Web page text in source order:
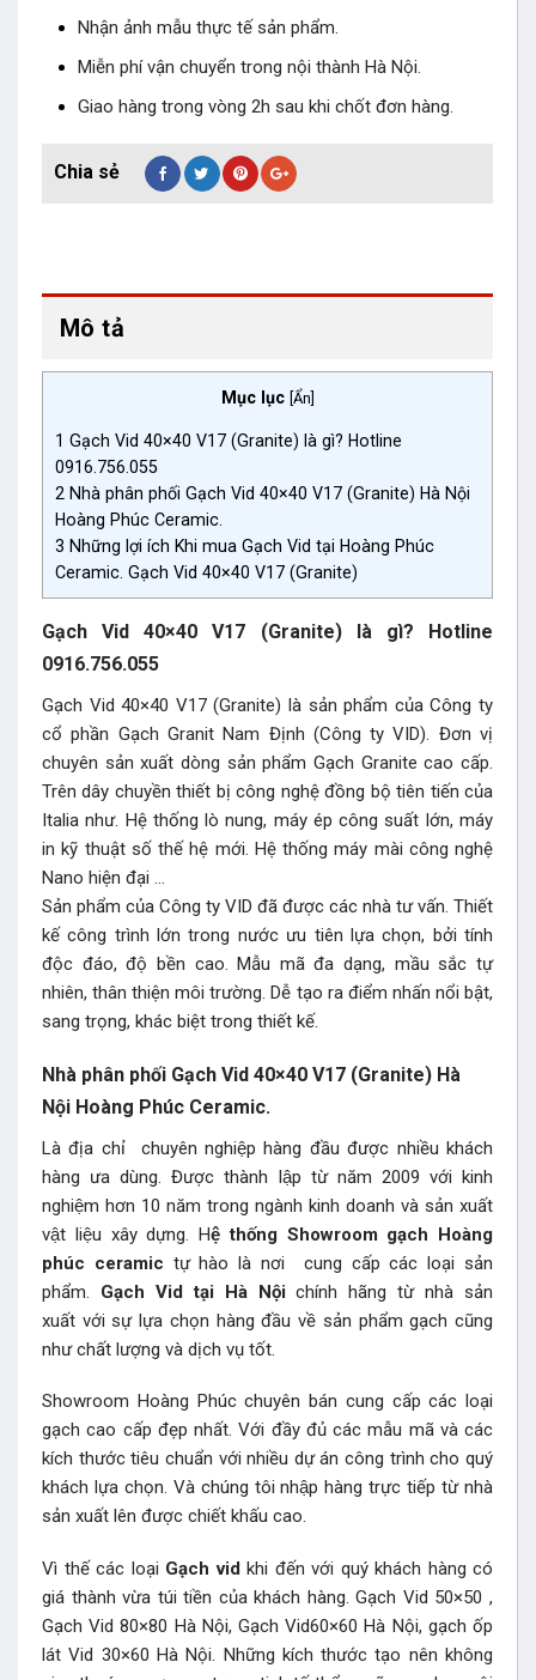
Nhận ảnh mẫu thực tế sản phẩm.
Miễn phí vận chuyển trong nội thành Hà Nội.
Giao hàng trong vòng 2h sau khi chốt đơn hàng.
Mô tả
Mục lục Ẩn
1 Gạch Vid 40×40 V17 (Granite) là gì? Hotline
0916.756.055
2 Nhà phân phối Gạch Vid 40×40 V17 (Granite) Hà Nội
Hoàng Phúc Ceramic.
3 Những lợi ích Khi mua Gạch Vid tại Hoàng Phúc
Ceramic. Gạch Vid 40×40 V17 (Granite)
Gạch Vid 40×40 V17 (Granite) là gì? Hotline
0916.756.055
Gạch Vid 40×40 V17 (Granite) là sản phẩm của Công ty
cổ phần Gạch Granit Nam Định (Công ty VID). Đơn vị
chuyên sản xuất dòng sản phẩm Gạch Granite cao cấp.
Trên dây chuyền thiết bị công nghệ đồng bộ tiên tiến của
Italia như. Hệ thống lò nung, máy ép công suất lớn, máy
in kỹ thuật số thế hệ mới. Hệ thống máy mài công nghệ
Nano hiện đại …
Sản phẩm của Công ty VID đã được các nhà tư vấn. Thiết
kế công trình lớn trong nước ưu tiên lựa chọn, bởi tính
độc đáo, độ bền cao. Mẫu mã đa dạng, mầu sắc tự
nhiên, thân thiện môi trường. Dễ tạo ra điểm nhấn nổi bật,
sang trọng, khác biệt trong thiết kế.
Nhà phân phối Gạch Vid 40×40 V17 (Granite) Hà
Nội Hoàng Phúc Ceramic.
Là địa chỉ chuyên nghiệp hàng đầu được nhiều khách
hàng ưa dùng. Được thành lập từ năm 2009 với kinh
nghiệm hơn 10 năm trong ngành kinh doanh và sản xuất
vật liệu xây dựng. Hệ thống Showroom gạch Hoàng
phúc ceramic tự hào là nơi cung cấp các loại sản
phẩm. Gạch Vid tại Hà Nộichính hãng từ nhà sản
xuất với sự lựa chọn hàng đầu về sản phẩm gạch cũng
như chất lượng và dịch vụ tốt.
Showroom Hoàng Phúc chuyên bán cung cấp các loại
gạch cao cấp đẹp nhất. Với đầy đủ các mẫu mã và các
kích thước tiêu chuẩn với nhiều dự án công trình cho quý
khách lựa chọn. Và chúng tôi nhập hàng trực tiếp từ nhà
sản xuất lên được chiết khấu cao.
Vì thế các loại Gạch vid khi đến với quý khách hàng có
giá thành vừa túi tiền của khách hàng. Gạch Vid 50×50 ,
Gạch Vid 80×80 Hà Nội, Gạch Vid60×60 Hà Nội, gạch ốp
lát Vid 30×60 Hà Nội. Những kích thước tạo nên không